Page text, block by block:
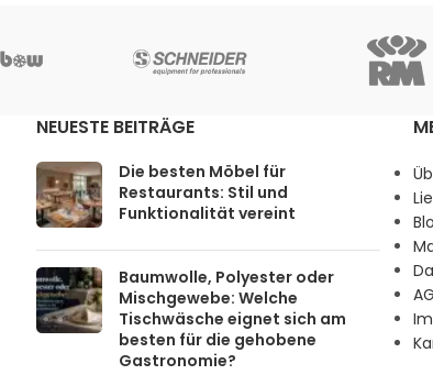
NEUESTE BEITRÄGE
Die besten Möbel für
Restaurants: Stil und
Funktionalität vereint
Baumwolle, Polyester oder
Mischgewebe: Welche
Tischwäsche eignet sich am
besten für die gehobene
Gastronomie?